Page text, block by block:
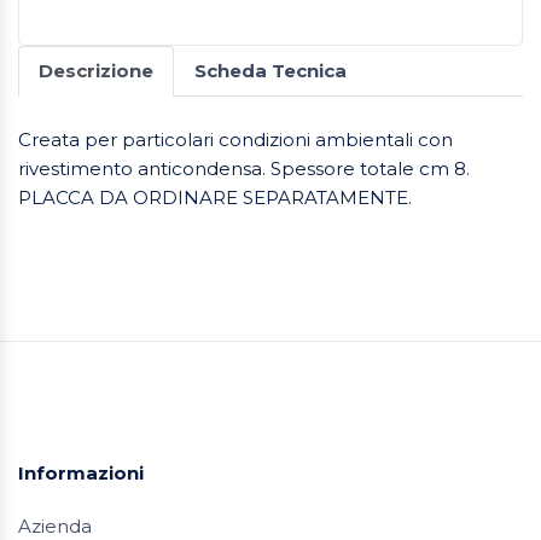
Descrizione Scheda Tecnica
Creata per particolari condizioni ambientali con
rivestimento anticondensa. Spessore totale cm 8.
PLACCA DA ORDINARE SEPARATAMENTE.
Informazioni
Azienda